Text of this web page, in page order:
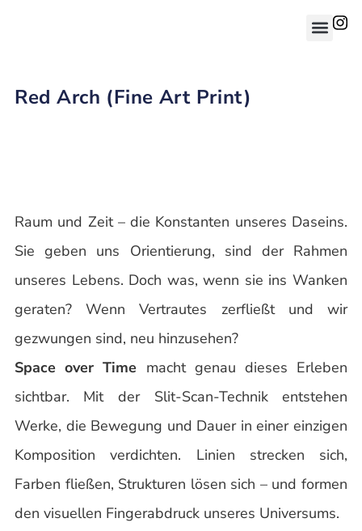
Red Arch (Fine Art Print)
Raum und Zeit – die Konstanten unseres Daseins.
Sie geben uns Orientierung, sind der Rahmen
unseres Lebens. Doch was, wenn sie ins Wanken
geraten? Wenn Vertrautes zerfließt und wir
gezwungen sind, neu hinzusehen?
Space over Time macht genau dieses Erleben
sichtbar. Mit der Slit-Scan-Technik entstehen
Werke, die Bewegung und Dauer in einer einzigen
Komposition verdichten. Linien strecken sich,
Farben fließen, Strukturen lösen sich – und formen
den visuellen Fingerabdruck unseres Universums.